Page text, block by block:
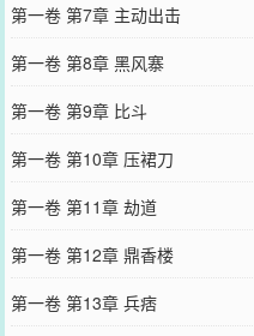
第一卷 第7章 主动出击
第一卷 第8章 黑风寨
第一卷 第9章 比斗
第一卷 第10章 压裙刀
第一卷 第11章 劫道
第一卷 第12章 鼎香楼
第一卷 第13章 兵痞